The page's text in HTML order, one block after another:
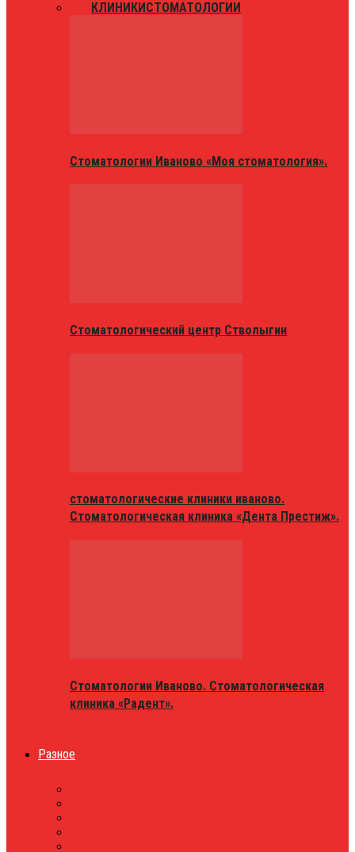
КЛИНИКИСТОМАТОЛОГИИ
Стоматологии Иваново «Моя стоматология».
Стоматологический центр Стволыгин
стоматологические клиники иваново.
Стоматологическая клиника «Дента Престиж».
Стоматологии Иваново. Стоматологическая
клиника «Радент».
Разное